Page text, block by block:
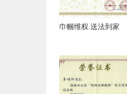
巾帼维权.送法到家